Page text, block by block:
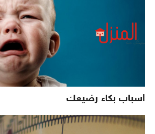
اسباب بكاء رضيعك